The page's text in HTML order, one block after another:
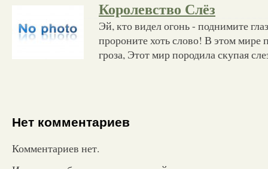
Королевство Слёз
Эй, кто видел огонь - поднимите
пророните хоть слово! В этом мире
гроза, Этот мир породила скупая
Нет комментариев
Комментариев нет.